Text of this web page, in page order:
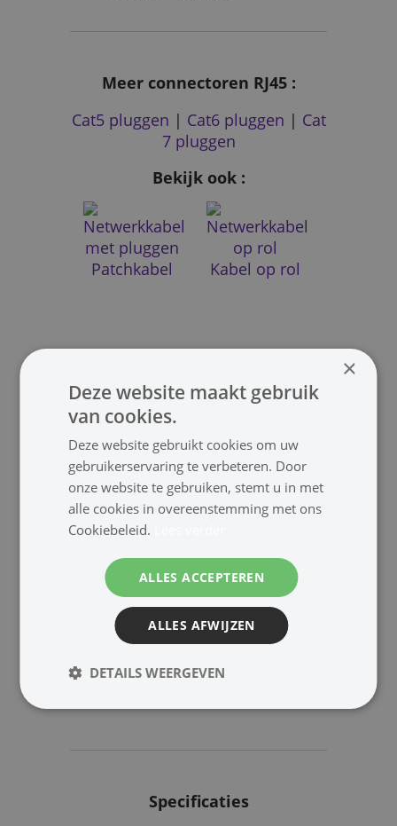
Meer connectoren RJ45 :
Cat5 pluggen | Cat6 pluggen | Cat
7 pluggen
Bekijk ook :
Patchkabel Kabel op rol
Wanddoos
Gereedscha
Switching
Specificaties
×
Deze website maakt gebruik
van cookies.
Deze website gebruikt cookies om uw
gebruikerservaring te verbeteren. Door
onze website te gebruiken, stemt u in met
alle cookies in overeenstemming met ons
Cookiebeleid.
ALLES ACCEPTEREN
ALLES AFWIJZEN
DETAILS WEERGEVEN